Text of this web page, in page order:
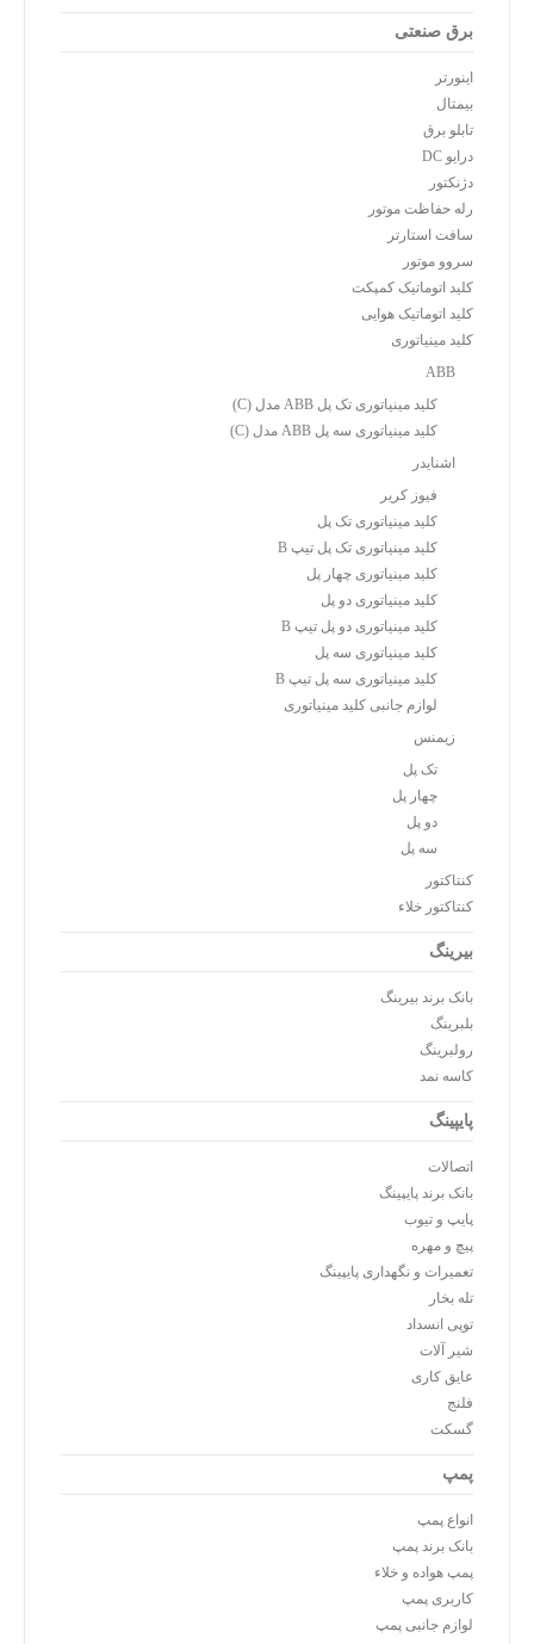
برق صنعتی
اینورتر
بیمتال
تابلو برق
درایو DC
دژنکتور
رله حفاظت موتور
سافت استارتر
سروو موتور
کلید اتوماتیک کمپکت
کلید اتوماتیک هوایی
کلید مینیاتوری
ABB
کلید مینیاتوری تک پل ABB مدل (C)
کلید مینیاتوری سه پل ABB مدل (C)
اشنایدر
فیوز کریر
کلید مینیاتوری تک پل
کلید مینیاتوری تک پل تیپ B
کلید مینیاتوری چهار پل
کلید مینیاتوری دو پل
کلید مینیاتوری دو پل تیپ B
کلید مینیاتوری سه پل
کلید مینیاتوری سه پل تیپ B
لوازم جانبی کلید مینیاتوری
زیمنس
تک پل
چهار پل
دو پل
سه پل
کنتاکتور
کنتاکتور خلاء
بیرینگ
بانک برند بیرینگ
بلبرینگ
رولبرینگ
کاسه نمد
پایپینگ
اتصالات
بانک برند پایپینگ
پایپ و تیوب
پیچ و مهره
تعمیرات و نگهداری پایپینگ
تله بخار
توپی انسداد
شیر آلات
عایق کاری
فلنج
گسکت
پمپ
انواع پمپ
بانک برند پمپ
پمپ هواده و خلاء
کاربری پمپ
لوازم جانبی پمپ